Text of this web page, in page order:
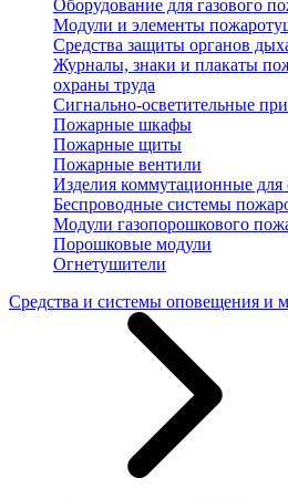
Оборудование для газового
Модули и элементы
Средства защиты органов
Журналы, знаки и плакаты
охраны труда
Сигнально-осветительные
Пожарные шкафы
Пожарные щиты
Пожарные вентили
Изделия коммутационные для
Беспроводные системы
Модули газопорошкового
Порошковые модули
Огнетушители
Средства и системы оповещения и